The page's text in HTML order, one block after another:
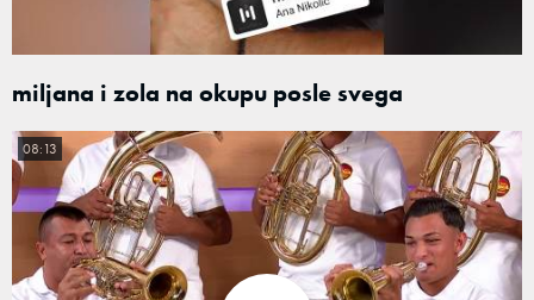
miljana i zola na okupu posle svega
08:13